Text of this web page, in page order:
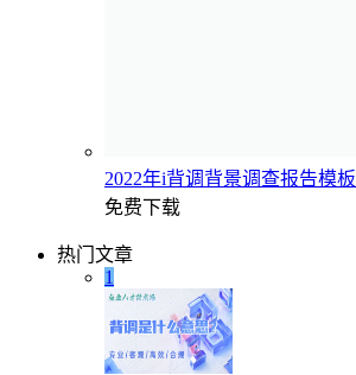
2022年i背调背景调查报告模板
免费下载
热门文章
1